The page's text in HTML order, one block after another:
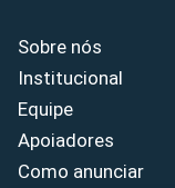
Sobre nós
Institucional
Equipe
Apoiadores
Como anunciar